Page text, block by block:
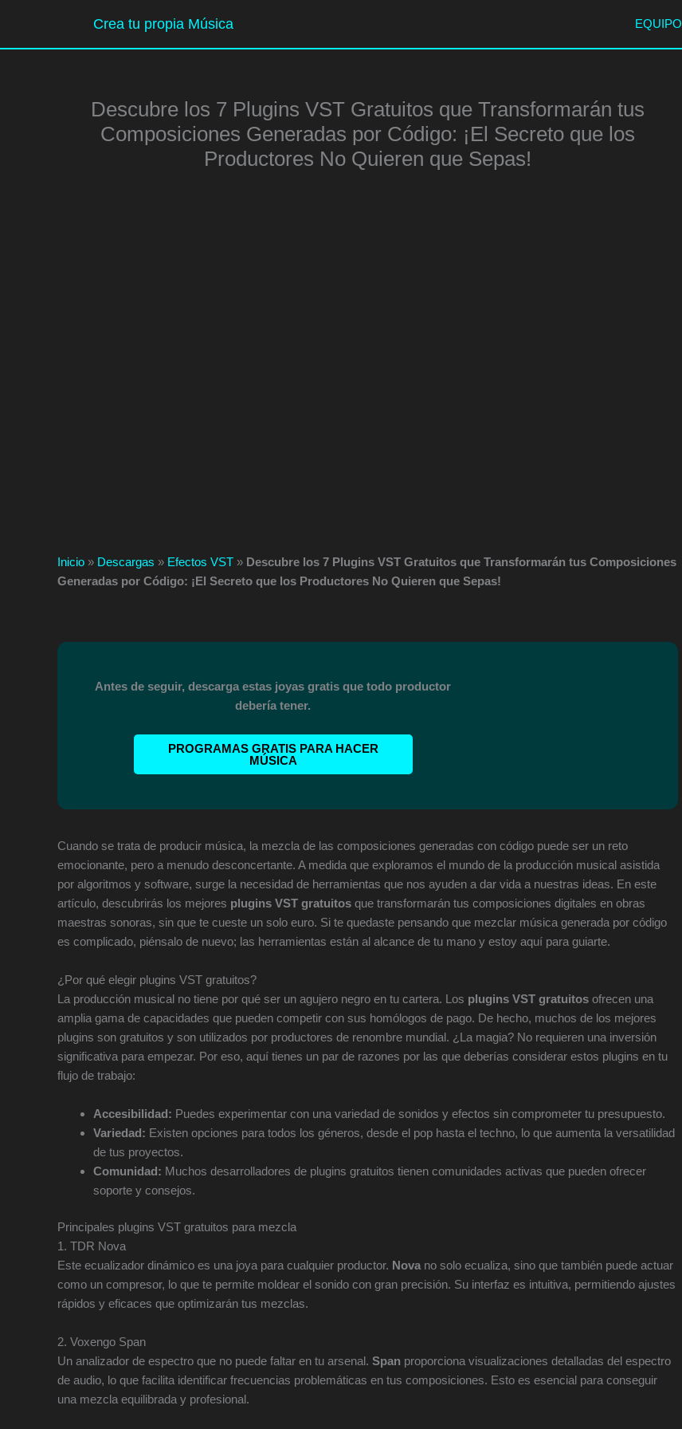
contenido
Crea tu propia Música EQUIPO
Descubre los 7 Plugins VST Gratuitos que Transformarán tus
Composiciones Generadas por Código: ¡El Secreto que los
Productores No Quieren que Sepas!
Inicio » Descargas » Efectos VST » Descubre los 7 Plugins VST Gratuitos que Transformarán tus Composiciones
Generadas por Código: ¡El Secreto que los Productores No Quieren que Sepas!
Antes de seguir, descarga estas joyas gratis que todo productor
debería tener.
PROGRAMAS GRATIS PARA HACER
MÚSICA
Cuando se trata de producir música, la mezcla de las composiciones generadas con código puede ser un reto
emocionante, pero a menudo desconcertante. A medida que exploramos el mundo de la producción musical asistida
por algoritmos y software, surge la necesidad de herramientas que nos ayuden a dar vida a nuestras ideas. En este
artículo, descubrirás los mejores plugins VST gratuitos que transformarán tus composiciones digitales en obras
maestras sonoras, sin que te cueste un solo euro. Si te quedaste pensando que mezclar música generada por código
es complicado, piénsalo de nuevo; las herramientas están al alcance de tu mano y estoy aquí para guiarte.
¿Por qué elegir plugins VST gratuitos?
La producción musical no tiene por qué ser un agujero negro en tu cartera. Los plugins VST gratuitos ofrecen una
amplia gama de capacidades que pueden competir con sus homólogos de pago. De hecho, muchos de los mejores
plugins son gratuitos y son utilizados por productores de renombre mundial. ¿La magia? No requieren una inversión
significativa para empezar. Por eso, aquí tienes un par de razones por las que deberías considerar estos plugins en tu
flujo de trabajo:
Accesibilidad: Puedes experimentar con una variedad de sonidos y efectos sin comprometer tu presupuesto.
Variedad: Existen opciones para todos los géneros, desde el pop hasta el techno, lo que aumenta la versatilidad
de tus proyectos.
Comunidad: Muchos desarrolladores de plugins gratuitos tienen comunidades activas que pueden ofrecer
soporte y consejos.
Principales plugins VST gratuitos para mezcla
1. TDR Nova
Este ecualizador dinámico es una joya para cualquier productor. Nova no solo ecualiza, sino que también puede actuar
como un compresor, lo que te permite moldear el sonido con gran precisión. Su interfaz es intuitiva, permitiendo ajustes
rápidos y eficaces que optimizarán tus mezclas.
2. Voxengo Span
Un analizador de espectro que no puede faltar en tu arsenal. Span proporciona visualizaciones detalladas del espectro
de audio, lo que facilita identificar frecuencias problemáticas en tus composiciones. Esto es esencial para conseguir
una mezcla equilibrada y profesional.